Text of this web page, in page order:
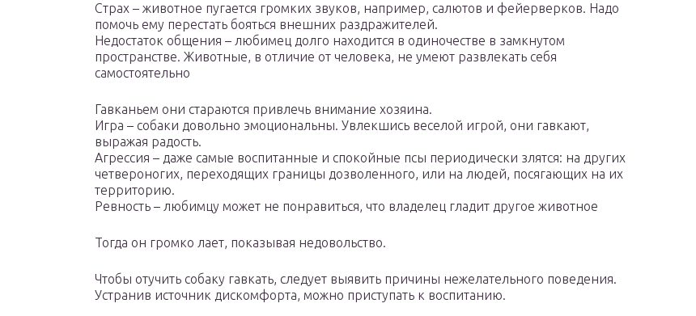
Страх – животное пугается громких звуков, например, салютов и фейерверков. Надо
помочь ему перестать бояться внешних раздражителей.
Недостаток общения – любимец долго находится в одиночестве в замкнутом
пространстве. Животные, в отличие от человека, не умеют развлекать себя
самостоятельно
Гавканьем они стараются привлечь внимание хозяина.
Игра – собаки довольно эмоциональны. Увлекшись веселой игрой, они гавкают,
выражая радость.
Агрессия – даже самые воспитанные и спокойные псы периодически злятся: на других
четвероногих, переходящих границы дозволенного, или на людей, посягающих на их
территорию.
Ревность – любимцу может не понравиться, что владелец гладит другое животное
Тогда он громко лает, показывая недовольство.
Чтобы отучить собаку гавкать, следует выявить причины нежелательного поведения.
Устранив источник дискомфорта, можно приступать к воспитанию.